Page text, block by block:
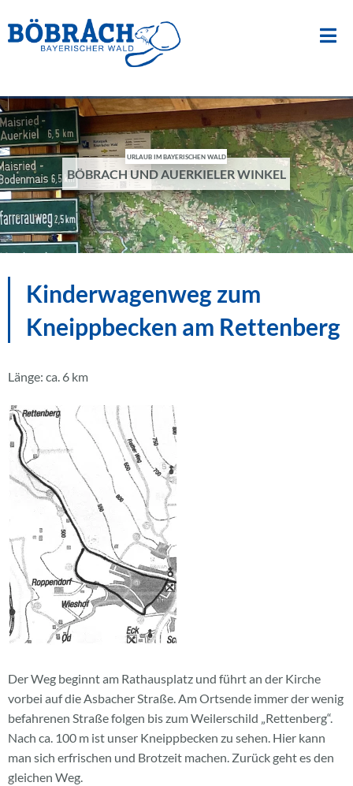
Inhalt
springen
Suche
nach:
BÖBRACH UND AUERKIELER WINKEL
URLAUB IM BAYERISCHEN WALD
Kinderwagenweg zum
Kneippbecken am Rettenberg
Länge: ca. 6 km
Der Weg beginnt am Rathausplatz und führt an der Kirche
vorbei auf die Asbacher Straße. Am Ortsende immer der wenig
befahrenen Straße folgen bis zum Weilerschild „Rettenberg“.
Nach ca. 100 m ist unser Kneippbecken zu sehen. Hier kann
man sich erfrischen und Brotzeit machen. Zurück geht es den
gleichen Weg.